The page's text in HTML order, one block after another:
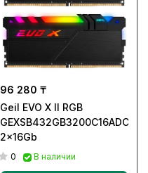
96 280 ₸
Geil EVO X II RGB
GEXSB432GB3200C16ADC
2x16Gb
0 В наличии